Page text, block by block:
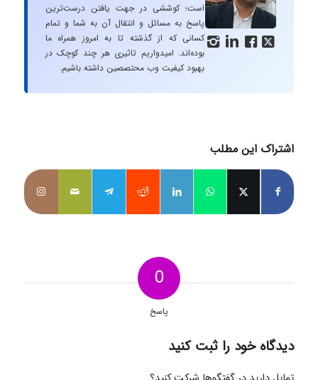
   
است؛ کوششی در جهت یافتن درست‌ترین
پاسخ به مسائل و انتقال آن به شما و تمام
کسانی که از گذشته تا به امروز همراه ما
بوده‌اند. امیدواریم تاثیری هر چند کوچک در
بهبود کیفیت وب محتصصین داشته باشیم.
اشتراک این مطلب
0
پاسخ
دیدگاه خود را ثبت کنید